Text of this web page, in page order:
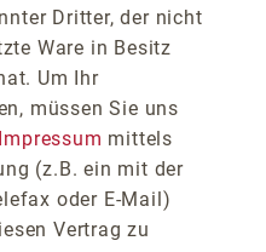
Dritter, der nicht
Ware in Besitz
Um Ihr
müssen Sie uns
Impressum mittels
(z.B. ein mit der
oder E-Mail)
Vertrag zu